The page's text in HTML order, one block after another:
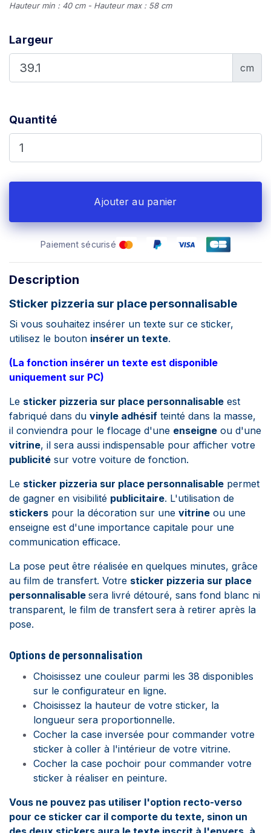
Hauteur min : 40 cm - Hauteur max : 58 cm
Largeur
cm
Quantité
Ajouter au panier
Paiement sécurisé
Description
Sticker pizzeria sur place personnalisable
Si vous souhaitez insérer un texte sur ce sticker,
utilisez le bouton insérer un texte.
(La fonction insérer un texte est disponible
uniquement sur PC)
Le sticker pizzeria sur place personnalisable est
fabriqué dans du vinyle adhésif teinté dans la masse,
il conviendra pour le flocage d'une enseigne ou d'une
vitrine, il sera aussi indispensable pour afficher votre
publicité sur votre voiture de fonction.
Le sticker pizzeria sur place personnalisable permet
de gagner en visibilité publicitaire. L'utilisation de
stickers pour la décoration sur une vitrine ou une
enseigne est d'une importance capitale pour une
communication efficace.
La pose peut être réalisée en quelques minutes, grâce
au film de transfert. Votre sticker pizzeria sur place
personnalisable sera livré détouré, sans fond blanc ni
transparent, le film de transfert sera à retirer après la
pose.
Options de personnalisation
Choisissez une couleur parmi les 38 disponibles
sur le configurateur en ligne.
Choisissez la hauteur de votre sticker, la
longueur sera proportionnelle.
Cocher la case inversée pour commander votre
sticker à coller à l'intérieur de votre vitrine.
Cocher la case pochoir pour commander votre
sticker à réaliser en peinture.
Vous ne pouvez pas utiliser l'option recto-verso
pour ce sticker car il comporte du texte, sinon un